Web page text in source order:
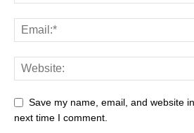
Save my name, email, and website
next time I comment.